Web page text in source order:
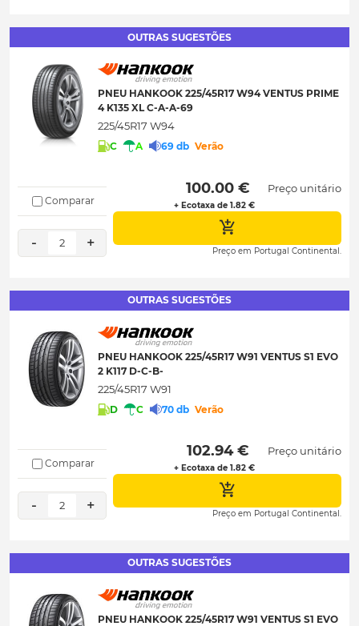
OUTRAS SUGESTÕES
PNEU HANKOOK 225/45R17 W94 VENTUS PRIME
4 K135 XL C-A-A-69
225/45R17 W94
C A 69 db Verão
Comparar
- 2 +
100.00 €
+ Ecotaxa de 1.82 €
Preço unitário
Preço em Portugal Continental.
OUTRAS SUGESTÕES
PNEU HANKOOK 225/45R17 W91 VENTUS S1 EVO
2 K117 D-C-B-
225/45R17 W91
D C 70 db Verão
Comparar
- 2 +
102.94 €
+ Ecotaxa de 1.82 €
Preço unitário
Preço em Portugal Continental.
OUTRAS SUGESTÕES
PNEU HANKOOK 225/45R17 W91 VENTUS S1 EVO